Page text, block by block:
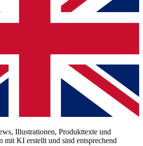
Illustrationen, Produkttexte und
mit KI erstellt und sind entsprechend